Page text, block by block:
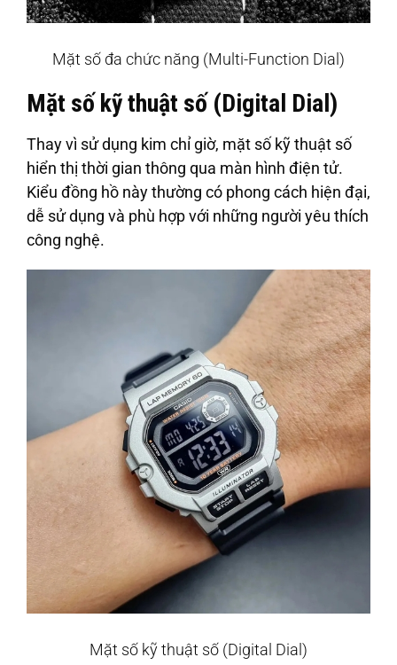
Mặt số đa chức năng (Multi-Function Dial)
Mặt số kỹ thuật số (Digital Dial)
Thay vì sử dụng kim chỉ giờ, mặt số kỹ thuật số
hiển thị thời gian thông qua màn hình điện tử.
Kiểu đồng hồ này thường có phong cách hiện đại,
dễ sử dụng và phù hợp với những người yêu thích
công nghệ.
Mặt số kỹ thuật số (Digital Dial)